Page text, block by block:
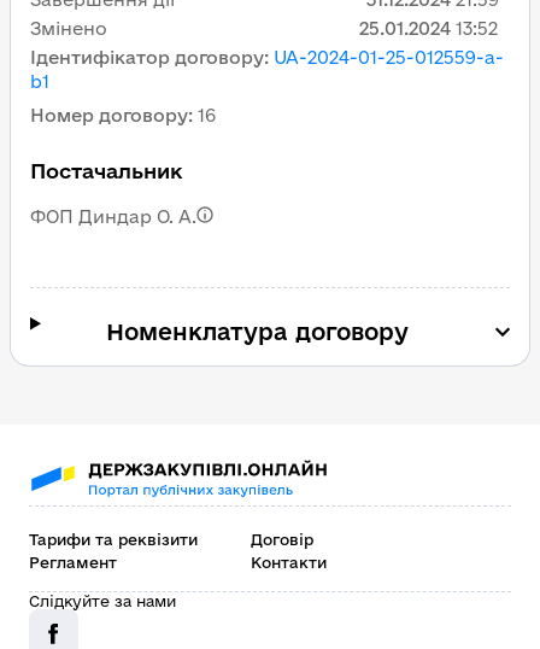
Ідентифікатор договору: UA-2024-01-25-012559-a-
b1
Номер договору: 16
Постачальник
ФОП Диндар О. А.
Змінено
25.01.2024 13:52
Номенклатура договору
Тарифи та реквізити
Договір
Регламент
Контакти
Слідкуйте за нами